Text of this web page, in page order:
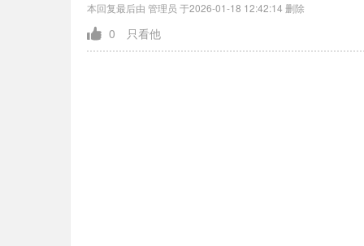
本回复最后由 管理员 于2026-01-18 12:42:14 删除
0 只看他